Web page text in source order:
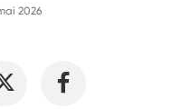
et la citoyenneté des
2026